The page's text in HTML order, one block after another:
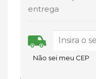
entrega
Não sei meu CEP